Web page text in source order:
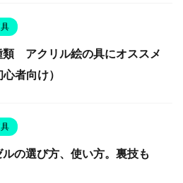
アクリル絵の具にオススメ
者向け）
の選び方、使い方。裏技も